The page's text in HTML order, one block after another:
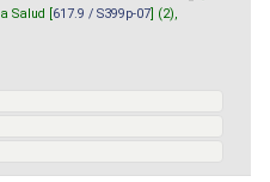
Salud [ 617.9 / S399p-07 ] (2),